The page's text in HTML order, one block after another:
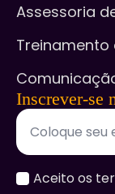
Assessoria
Treinamento
Inscrever-se
accept
Aceito os